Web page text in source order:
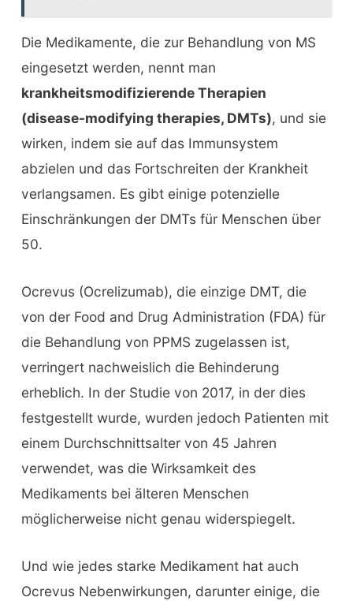
Die Medikamente, die zur Behandlung von MS
eingesetzt werden, nennt man
krankheitsmodifizierende Therapien
(disease-modifying therapies, DMTs), und sie
wirken, indem sie auf das Immunsystem
abzielen und das Fortschreiten der Krankheit
verlangsamen. Es gibt einige potenzielle
Einschränkungen der DMTs für Menschen über
50.
Ocrevus (Ocrelizumab), die einzige DMT, die
von der Food and Drug Administration (FDA) für
die Behandlung von PPMS zugelassen ist,
verringert nachweislich die Behinderung
erheblich. In der Studie von 2017, in der dies
festgestellt wurde, wurden jedoch Patienten mit
einem Durchschnittsalter von 45 Jahren
verwendet, was die Wirksamkeit des
Medikaments bei älteren Menschen
möglicherweise nicht genau widerspiegelt.
Und wie jedes starke Medikament hat auch
Ocrevus Nebenwirkungen, darunter einige, die